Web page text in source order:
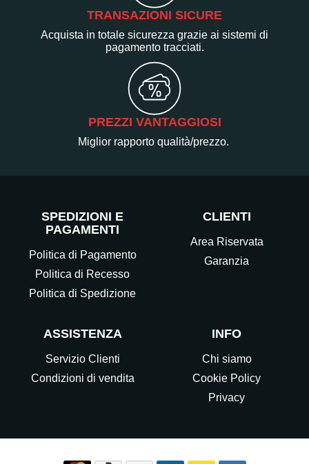
TRANSAZIONI SICURE
Acquista in totale sicurezza grazie ai sistemi di
pagamento tracciati.
PREZZI VANTAGGIOSI
Miglior rapporto qualità/prezzo.
SPEDIZIONI E
PAGAMENTI
Politica di Pagamento
Politica di Recesso
Politica di Spedizione
CLIENTI
Area Riservata
Garanzia
ASSISTENZA
Servizio Clienti
Condizioni di vendita
INFO
Chi siamo
Cookie Policy
Privacy